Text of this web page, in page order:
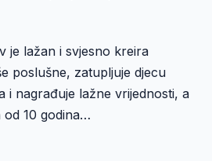
je lažan i svjesno kreira
poslušne, zatupljuje djecu
i nagrađuje lažne vrijednosti, a
od 10 godina…